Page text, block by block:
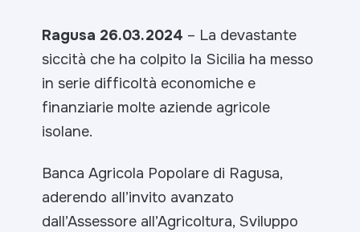
Ragusa 26.03.2024 – La devastante
siccità che ha colpito la Sicilia ha messo
in serie difficoltà economiche e
finanziarie molte aziende agricole
isolane.
Banca Agricola Popolare di Ragusa,
aderendo all’invito avanzato
dall’Assessore all’Agricoltura, Sviluppo